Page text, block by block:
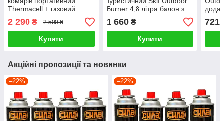
Thermacell + газовий
балон 230г + 3 пластини
2 290 ₴ 2 500 ₴
Купити
Burner 4,8 літра балон з
пальником
1 660₴
Купити
721
Акційні пропозиції та новинки
–22% –22%